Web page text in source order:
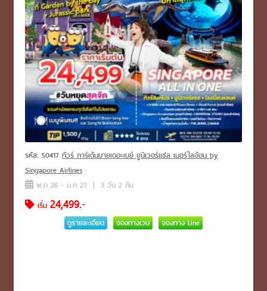
รหัส: 50417 ทัวร์ การ์เด้นบายเดอะเบย์ ยูนิเวอร์แซล เมอร์ไลอ้อน by
Singapore Airlines
พ.ค 26 - ม.ค 27 | 3 วัน 2 คืน
เริ่ม 24,499.-
ดูรายละเอียด จองทางเวบ จองทาง Line